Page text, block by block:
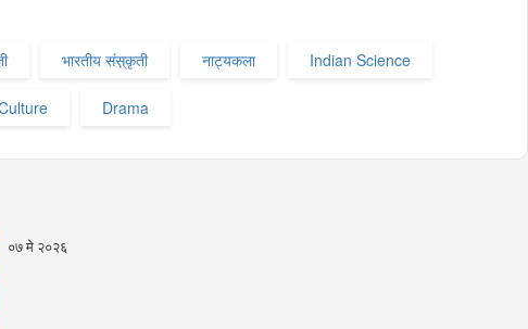
भारतीय संस़्कृती नाट्यकला Indian Science
Drama
०७ मे २०२६